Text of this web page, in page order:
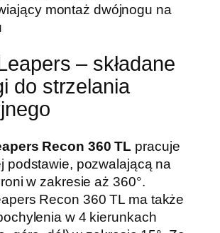
montaż dwójnogu na
– składane
do strzelania
Recon 360 TL pracuje
podstawie, pozwalającą na
w zakresie aż 360°.
Recon 360 TL ma także
w 4 kierunkach